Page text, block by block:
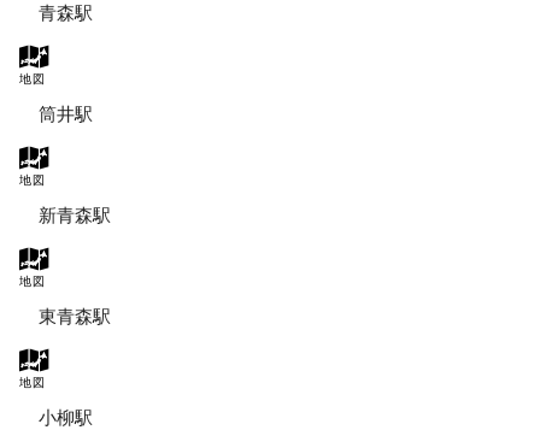
青森駅
地図
筒井駅
地図
新青森駅
地図
東青森駅
地図
小柳駅